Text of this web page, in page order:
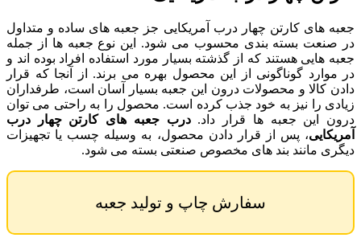
جعبه های کارتن چهار درب آمریکایی جز جعبه های ساده و متداول
در صنعت بسته بندی محسوب می شود. این نوع جعبه ها از جمله
جعبه هایی هستند که از گذشته بسیار مورد استفاده افراد بوده اند و
در موارد گوناگونی از این محصول بهره می برند. از آنجا که قرار
دادن کالا و محصولات درون این جعبه بسیار آسان است، طرفداران
زیادی را نیز به خود جذب کرده است. محصول را به راحتی می توان
درون این جعبه ها قرار داد. درب جعبه های کارتن چهار درب
آمریکایی، پس از قرار دادن محصول، به وسیله چسب یا تجهیزات
دیگری مانند بند های مخصوص صنعتی بسته می شود.
سفارش چاپ و تولید جعبه